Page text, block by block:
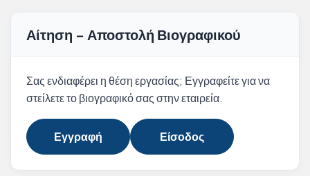
Αίτηση - Αποστολή Βιογραφικού
Σας ενδιαφέρει η θέση εργασίας; Εγγραφείτε για να
στείλετε το βιογραφικό σας στην εταιρεία.
Εγγραφή Είσοδος